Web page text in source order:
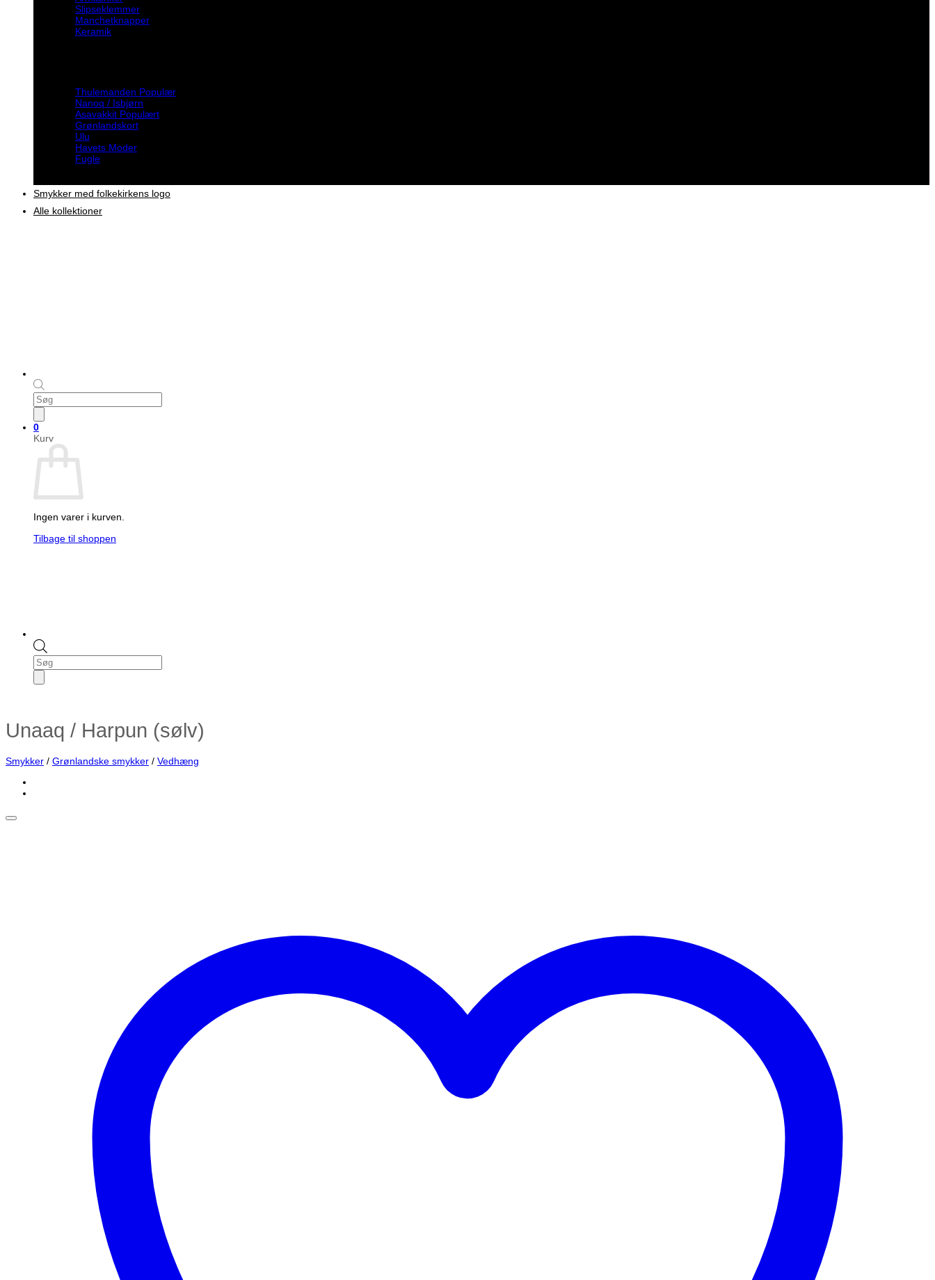
Products
search
0
Kurv
Ingen varer i kurven.
Tilbage til shoppen
Slipseklemmer
Manchetknapper
Keramik
Thulemanden
Nanoq / Isbjørn
Asavakkit
Grønlandskort
Ulu
Havets Moder
Fugle
Smykker med folkekirkens logo
Alle kollektioner
Products
search
Unaaq / Harpun (sølv)
Smykker / Grønlandske smykker / Vedhæng